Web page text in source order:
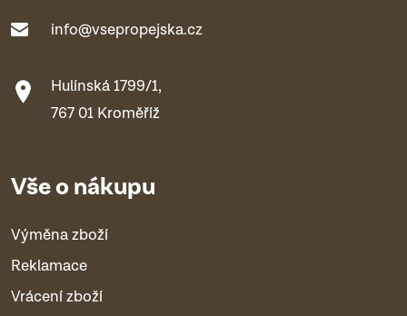
info@vsepropejska.cz
Hulínská 1799/1,
767 01 Kroměříž
Vše o nákupu
Výměna zboží
Reklamace
Vrácení zboží